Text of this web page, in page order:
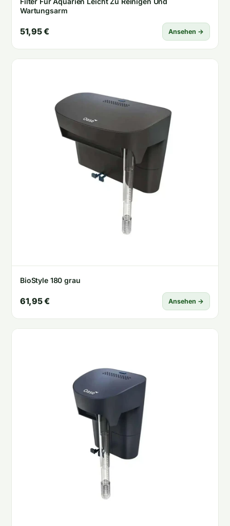
Wartungsarm
51,95 € Ansehen →
BioStyle 180 grau
61,95 € Ansehen →